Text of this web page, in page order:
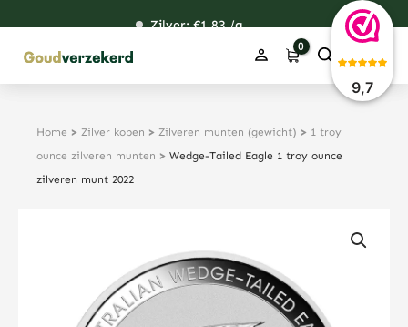
9,7
inhoud
122,31
Zilver: €1,83/g
49,02
38,54
Home > Zilver kopen > Zilveren munten (gewicht) > 1 troy
ounce zilveren munten > Wedge-Tailed Eagle 1 troy ounce
zilveren munt 2022